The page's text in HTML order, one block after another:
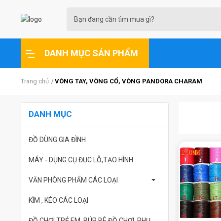
DANH MỤC SẢN PHẨM
Trang chủ VÒNG TAY, VÒNG CỔ, VÒNG PANDORA CHARAM
DANH MỤC
ĐỒ DÙNG GIA ĐÌNH
MÁY - DỤNG CỤ ĐỤC LỖ,TẠO HÌNH
VĂN PHÒNG PHẨM CÁC LOẠI
KÌM , KÉO CÁC LOẠI